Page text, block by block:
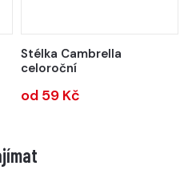
Stélka Cambrella
celoroční
od 59 Kč